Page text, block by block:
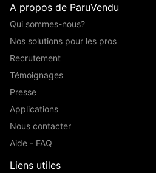
A propos de ParuVendu
Qui sommes-nous?
Nos solutions pour les pros
Recrutement
Témoignages
Presse
Applications
Nous contacter
Aide - FAQ
Liens utiles